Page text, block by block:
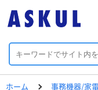
ホーム 事務機器/家